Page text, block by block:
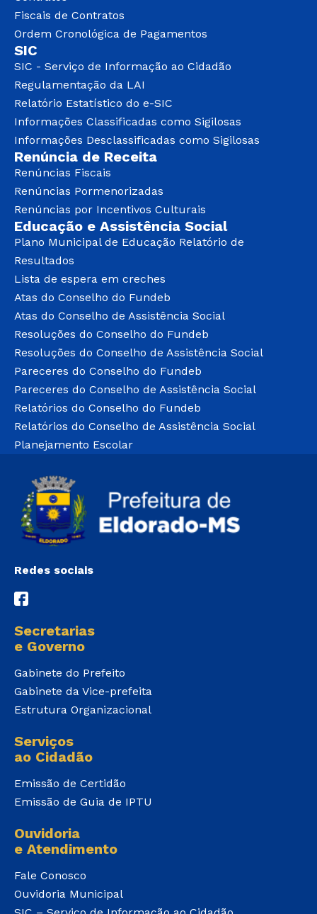
Fiscais de Contratos
Ordem Cronológica de Pagamentos
SIC
SIC - Serviço de Informação ao Cidadão
Regulamentação da LAI
Relatório Estatístico do e-SIC
Informações Classificadas como Sigilosas
Informações Desclassificadas como Sigilosas
Renúncia de Receita
Renúncias Fiscais
Renúncias Pormenorizadas
Renúncias por Incentivos Culturais
Educação e Assistência Social
Plano Municipal de Educação Relatório de
Resultados
Lista de espera em creches
Atas do Conselho do Fundeb
Atas do Conselho de Assistência Social
Resoluções do Conselho do Fundeb
Resoluções do Conselho de Assistência Social
Pareceres do Conselho do Fundeb
Pareceres do Conselho de Assistência Social
Relatórios do Conselho do Fundeb
Relatórios do Conselho de Assistência Social
Planejamento Escolar
Redes sociais
Secretarias
e Governo
Gabinete do Prefeito
Gabinete da Vice-prefeita
Estrutura Organizacional
Serviços
ao Cidadão
Emissão de Certidão
Emissão de Guia de IPTU
Ouvidoria
e Atendimento
Fale Conosco
Ouvidoria Municipal